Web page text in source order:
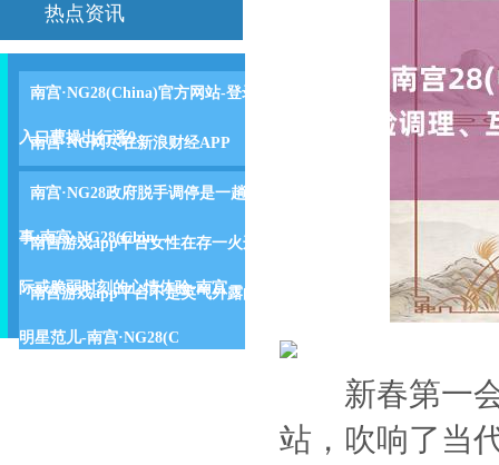
热点资讯
南宫·NG28(China)官方网站-登录
入口曹操出行涨9.
南宫·NG网尽在新浪财经APP
南宫·NG28政府脱手调停是一趟
事-南宫·NG28(Chin
南宫游戏app平台女性在存一火边
际或脆弱时刻的心情体验-南宫
南宫游戏app平台不是英气外露的
明星范儿-南宫·NG28(C
新春第一会
站，吹响了当